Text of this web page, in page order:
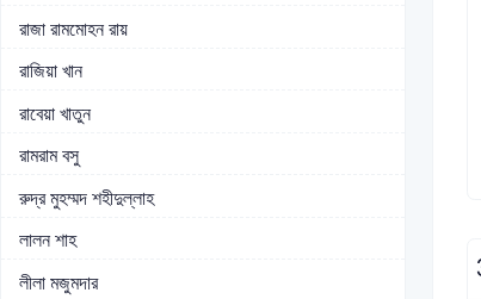
রাজা রামমোহন রায়
রাজিয়া খান
রাবেয়া খাতুন
রামরাম বসু
রুদ্র মুহম্মদ শহীদুল্লাহ
লালন শাহ
লীলা মজুমদার